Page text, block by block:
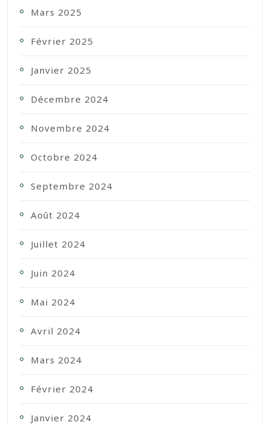
Mars 2025
Février 2025
Janvier 2025
Décembre 2024
Novembre 2024
Octobre 2024
Septembre 2024
Août 2024
Juillet 2024
Juin 2024
Mai 2024
Avril 2024
Mars 2024
Février 2024
Janvier 2024